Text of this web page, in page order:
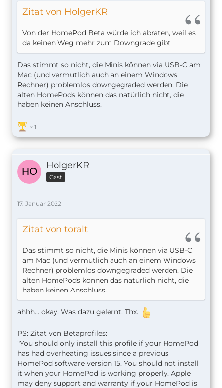
Zitat von HolgerKR
Von der HomePod Beta würde ich abraten, weil es
da keinen Weg mehr zum Downgrade gibt
Das stimmt so nicht, die Minis können via USB-C am
Mac (und vermutlich auch an einem Windows
Rechner) problemlos downgegraded werden. Die
alten HomePods können das natürlich nicht, die
haben keinen Anschluss.
1
HolgerKR
Gast
17. Januar 2022
Zitat von toralt
Das stimmt so nicht, die Minis können via USB-C
am Mac (und vermutlich auch an einem Windows
Rechner) problemlos downgegraded werden. Die
alten HomePods können das natürlich nicht, die
haben keinen Anschluss.
ahhh... okay. Was dazu gelernt. Thx.
PS: Zitat von Betaprofiles:
"You should only install this profile if your HomePod
has had overheating issues since a previous
HomePod software version 15. You should not install
it when your HomePod is working properly. Apple
may deny support and warranty if your HomePod is